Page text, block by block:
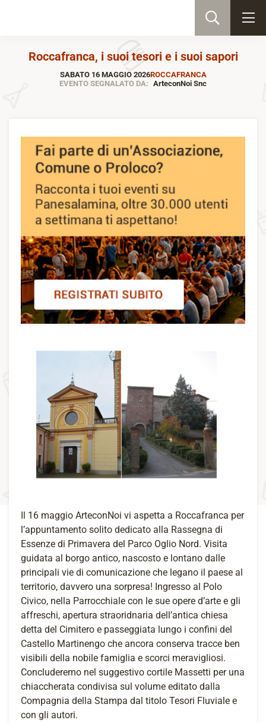
Roccafranca, i suoi tesori e i suoi sapori
SABATO 16 MAGGIO 2026ROCCAFRANCA
EVENTO SEGNALATO DA: ArteconNoi Snc
Il 16 maggio ArteconNoi vi aspetta a Roccafranca per
l’appuntamento solito dedicato alla Rassegna di
Essenze di Primavera del Parco Oglio Nord. Visita
guidata al borgo antico, nascosto e lontano dalle
principali vie di comunicazione che legano il paese al
territorio, davvero una sorpresa! Ingresso al Polo
Civico, nella Parrocchiale con le sue opere d’arte e gli
affreschi, apertura straoridnaria dell’antica chiesa
detta del Cimitero e passeggiata lungo i confini del
Castello Martinengo che ancora conserva tracce ben
visibili della nobile famiglia e scorci meravigliosi.
Concluderemo nel suggestivo cortile Massetti per una
chiaccherata condivisa sul volume editato dalla
Compagnia della Stampa dal titolo Tesori Fluviale e
con gli autori.